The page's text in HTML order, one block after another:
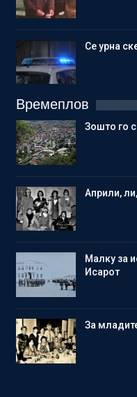
Се урна
Времеплов
Зошто го
Aприли,
Малку за
Исарот
Зa